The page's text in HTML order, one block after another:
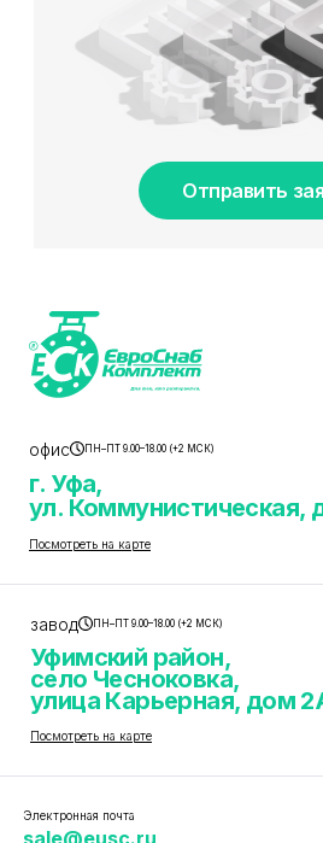
Отправить
офис ПН–ПТ 9.00–18.00 (+2 МСК)
г. Уфа,
ул. Коммунистическая,
Посмотреть на карте
завод ПН–ПТ 9.00–18.00 (+2 МСК)
Уфимский район,
село Чесноковка,
улица Карьерная, дом
Посмотреть на карте
Электронная почта
sale@eusc.ru